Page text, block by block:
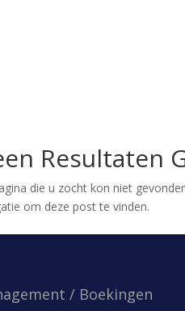
Resultaten
die u zocht kon niet
om deze post te vinden.
/ Boekingen